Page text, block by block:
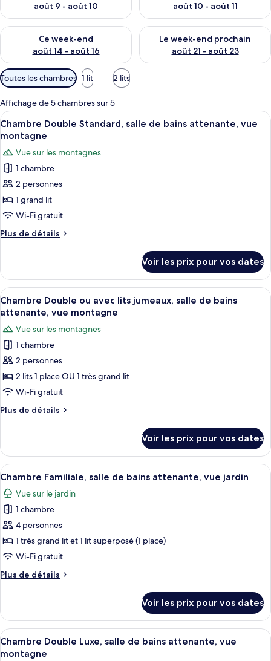
août 9 - août 10
août 10 - août 11
Ce week-end
août 14 - août 16
Vérifier la disponibilité pour ce week-end août 14 - août 16
Le week-end prochain
août 21 - août 23
Vérifier la disponibilité pour
Filtres
disponibles
pour
les
chambres
Toutes les chambres 1 lit 2 lits
Affichage de 5 chambres sur 5
Afficher
toutes
photos
pour
ce
type
de
chambre :
Chambre
Standard,
salle
de
bains
attenante,
vue
montagne
Une vue sur un paysage
8
Chambre Double Standard, salle de bains attenante, vue
montagne
Vue sur les montagnes
1 chambre
2 personnes
1 grand lit
Wi-Fi gratuit
Plus de détails
Plus
le
type
de
chambre
Double
Standard,
salle
de
bains
vue
montagne
Voir les prix pour vos dates
Afficher
toutes
photos
pour
ce
type
de
chambre :
Chambre
ou
avec
lits
jumeaux,
salle
de
bains
attenante,
vue
montagne
Un lit avec une literie blanche et
9
Chambre Double ou avec lits jumeaux, salle de bains
attenante, vue montagne
Vue sur les montagnes
1 chambre
2 personnes
2 lits 1 place OU 1 très grand lit
Wi-Fi gratuit
Plus de détails
Plus
le
type
de
chambre
Chambre
Double
ou
avec
lits
jumeaux,
salle
de
montagne
Voir les prix pour vos dates
Afficher
toutes
les
photos
pour
ce
type
chambre :
salle
de
bains
Un lit bien fait, avec une couette
8
Chambre Familiale, salle de bains attenante, vue jardin
Vue sur le jardin
1 chambre
4 personnes
1 très grand lit et 1 lit superposé (1 place)
Wi-Fi gratuit
Plus de détails
Plus
le
type
de
chambre
Voir les prix pour vos dates
Afficher
toutes
Une chambre élégante, dotée
30
Chambre Double Luxe, salle de bains attenante, vue
montagne